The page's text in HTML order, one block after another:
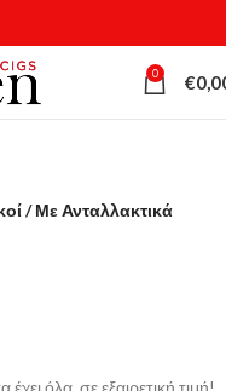
0 €
/ Με Ανταλλακτικά
όλα, σε εξαιρετική τιμή!